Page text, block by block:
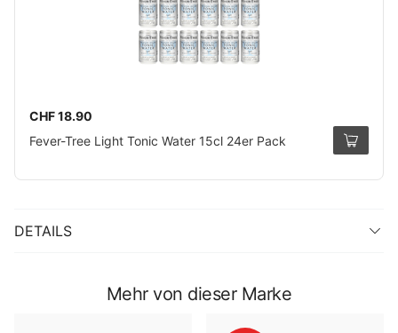
CHF 18.90
Fever-Tree Light Tonic Water 15cl 24er Pack
DETAILS
Mehr von dieser Marke